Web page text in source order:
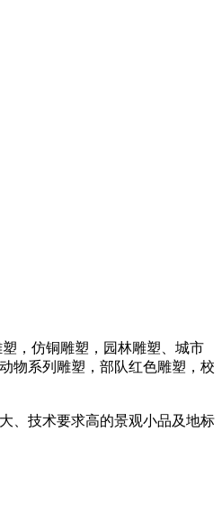
，仿铜雕塑，园林雕塑、城市
物系列雕塑，部队红色雕塑，校
、技术要求高的景观小品及地标